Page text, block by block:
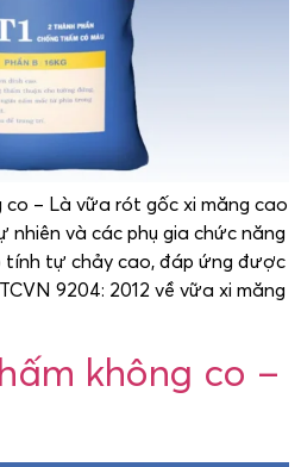
– Là vữa rót gốc xi măng cao
và các phụ gia chức năng
tính tự chảy cao, đáp ứng được
9204: 2012 về vữa xi măng
không co –